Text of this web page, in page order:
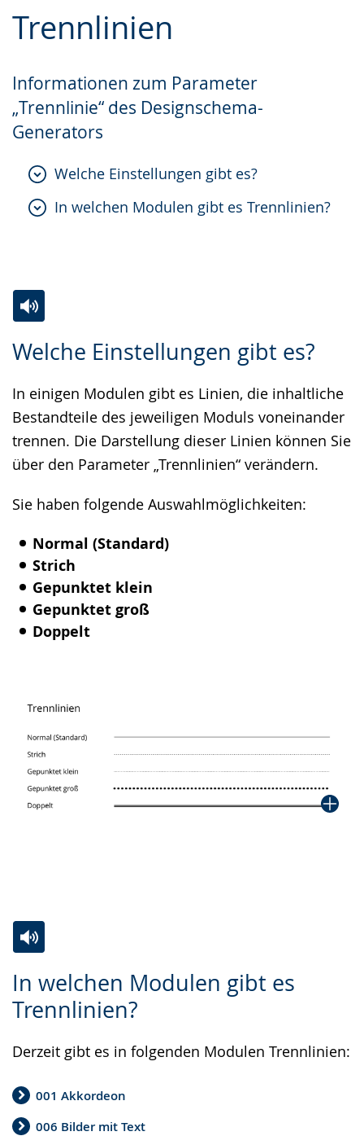
Trennlinien
Informationen zum Parameter
„Trennlinie“ des Designschema-
Generators
Leichten
wechseln.
Audio-
Video
Deutscher
Gebärdensprache
wird
angezeigt.
Welche Einstellungen gibt es?
In welchen Modulen gibt es Trennlinien?
Welche Einstellungen gibt es?
In einigen Modulen gibt es Linien, die inhaltliche
Bestandteile des jeweiligen Moduls voneinander
trennen. Die Darstellung dieser Linien können Sie
über den Parameter „Trennlinien“ verändern.
Sie haben folgende Auswahlmöglichkeiten:
Normal (Standard)
Strich
Gepunktet klein
Gepunktet groß
Doppelt
Leichten
wechseln.
Audio-
Video
Deutscher
Gebärdensprache
wird
angezeigt.
In welchen Modulen gibt es
Trennlinien?
Derzeit gibt es in folgenden Modulen Trennlinien:
001 Akkordeon
006 Bilder mit Text
Leichten
Sprache
Audio-
Unterstützung.
Video
Gebärdensprache
wird
angezeigt.